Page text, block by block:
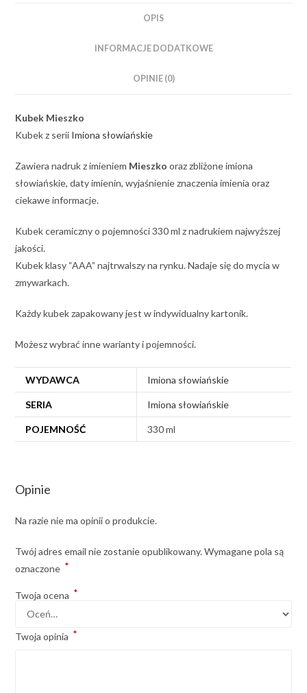
OPIS
INFORMACJE DODATKOWE
OPINIE (0)
Kubek Mieszko
Kubek z serii Imiona słowiańskie
Zawiera nadruk z imieniem Mieszko oraz zbliżone imiona
słowiańskie, daty imienin, wyjaśnienie znaczenia imienia oraz
ciekawe informacje.
Kubek ceramiczny o pojemności 330 ml z nadrukiem najwyższej
jakości.
Kubek klasy “AAA” najtrwalszy na rynku. Nadaje się do mycia w
zmywarkach.
Każdy kubek zapakowany jest w indywidualny kartonik.
Możesz wybrać inne warianty i pojemności.
WYDAWCA Imiona słowiańskie
SERIA Imiona słowiańskie
POJEMNOŚĆ 330 ml
Opinie
Na razie nie ma opinii o produkcie.
Twój adres email nie zostanie opublikowany. Wymagane pola są
oznaczone *
Twoja ocena *
Twoja opinia *